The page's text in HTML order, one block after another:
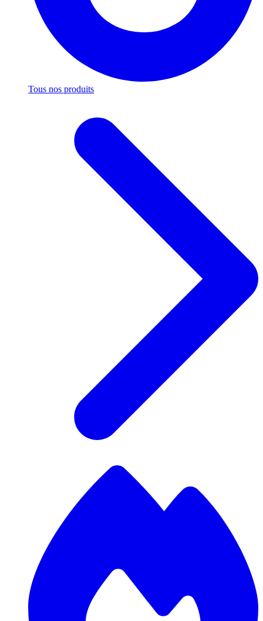
Tous nos produits